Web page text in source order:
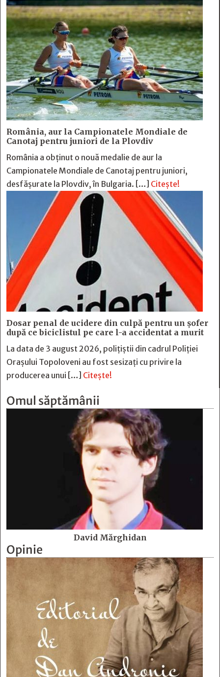
România, aur la Campionatele Mondiale de
Canotaj pentru juniori de la Plovdiv
România a obținut o nouă medalie de aur la
Campionatele Mondiale de Canotaj pentru juniori,
desfășurate la Plovdiv, în Bulgaria. […] Citește!
Dosar penal de ucidere din culpă pentru un șofer
după ce biciclistul pe care l-a accidentat a murit
La data de 3 august 2026, polițiștii din cadrul Poliției
Orașului Topoloveni au fost sesizați cu privire la
producerea unui […] Citește!
Omul săptămânii
David Mărghidan
Opinie